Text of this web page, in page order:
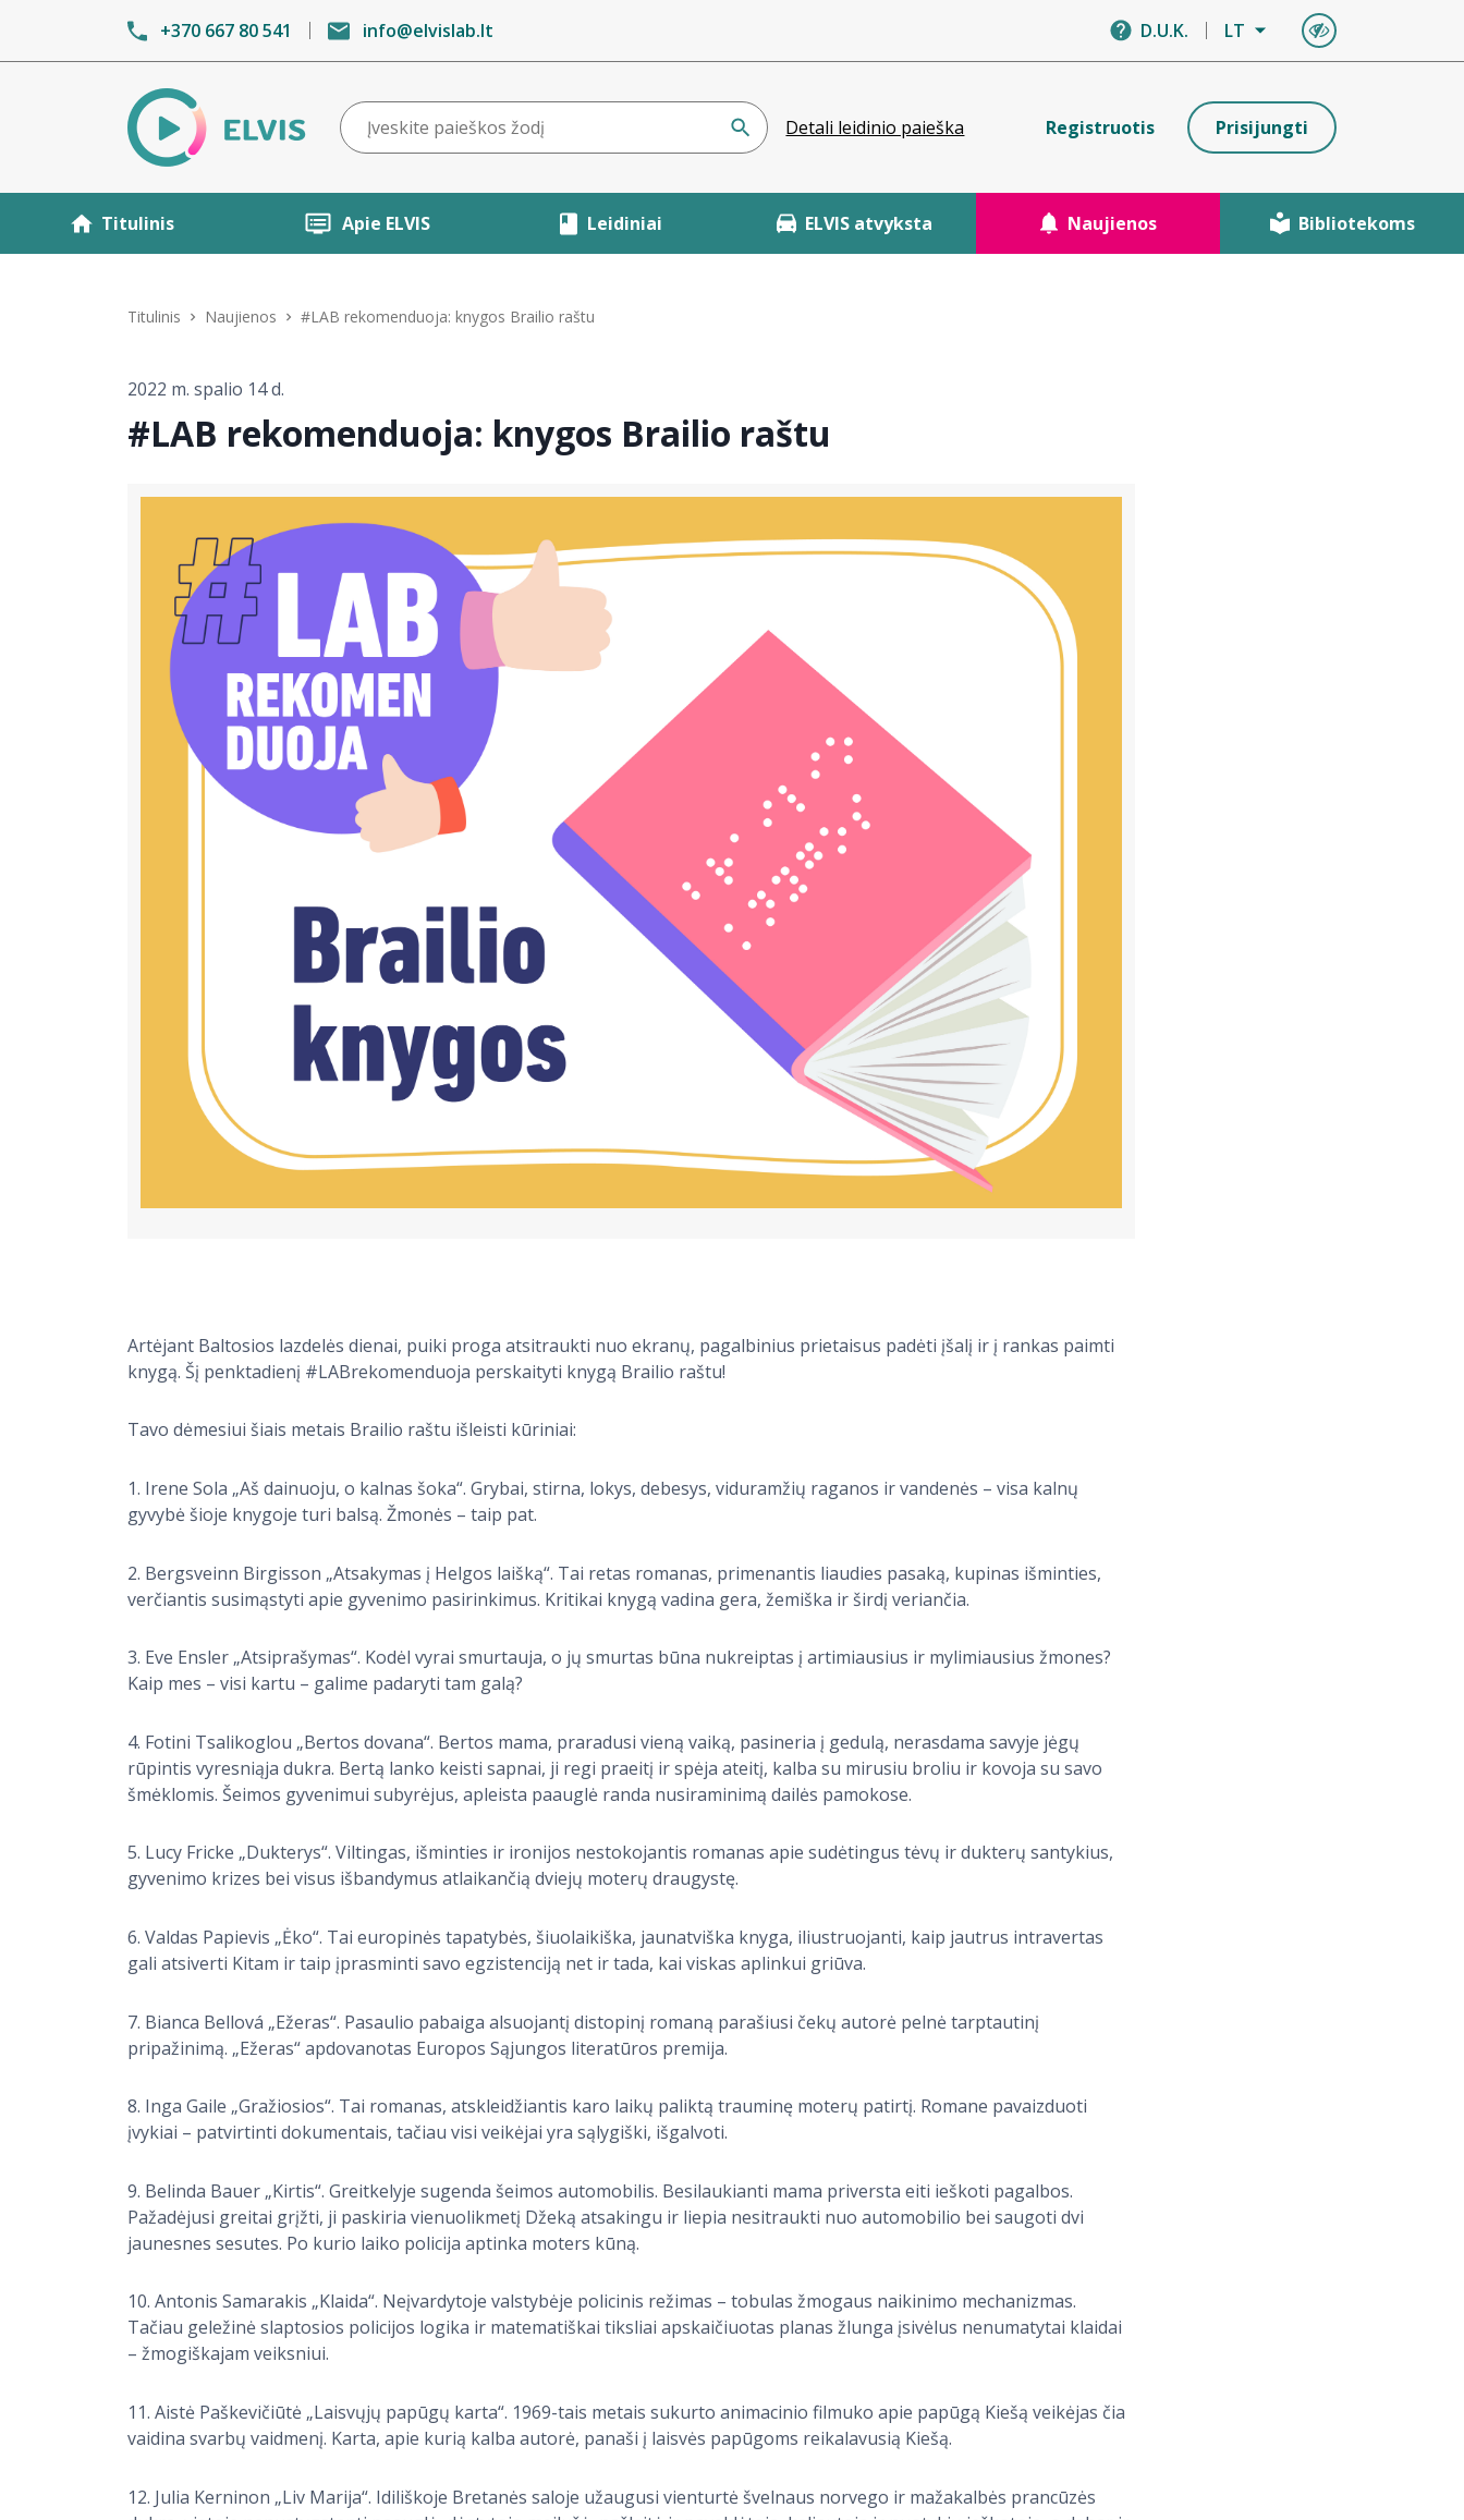
+370 667 80 541 info@elvislab.lt D.U.K. LT
Detali leidinio paieška Registruotis Prisijungti
Titulinis Apie ELVIS Leidiniai ELVIS atvyksta Naujienos Bibliotekoms
Titulinis Naujienos #LAB rekomenduoja: knygos Brailio raštu
2022 m. spalio 14 d.
#LAB rekomenduoja: knygos Brailio raštu
Artėjant Baltosios lazdelės dienai, puiki proga atsitraukti nuo ekranų, pagalbinius prietaisus padėti įšalį ir į rankas paimti
knygą. Šį penktadienį #LABrekomenduoja perskaityti knygą Brailio raštu!
Tavo dėmesiui šiais metais Brailio raštu išleisti kūriniai:
1. Irene Sola „Aš dainuoju, o kalnas šoka“. Grybai, stirna, lokys, debesys, viduramžių raganos ir vandenės – visa kalnų
gyvybė šioje knygoje turi balsą. Žmonės – taip pat.
2. Bergsveinn Birgisson „Atsakymas į Helgos laišką“. Tai retas romanas, primenantis liaudies pasaką, kupinas išminties,
verčiantis susimąstyti apie gyvenimo pasirinkimus. Kritikai knygą vadina gera, žemiška ir širdį veriančia.
3. Eve Ensler „Atsiprašymas“. Kodėl vyrai smurtauja, o jų smurtas būna nukreiptas į artimiausius ir mylimiausius žmones?
Kaip mes – visi kartu – galime padaryti tam galą?
4. Fotini Tsalikoglou „Bertos dovana“. Bertos mama, praradusi vieną vaiką, pasineria į gedulą, nerasdama savyje jėgų
rūpintis vyresniąja dukra. Bertą lanko keisti sapnai, ji regi praeitį ir spėja ateitį, kalba su mirusiu broliu ir kovoja su savo
šmėklomis. Šeimos gyvenimui subyrėjus, apleista paauglė randa nusiraminimą dailės pamokose.
5. Lucy Fricke „Dukterys“. Viltingas, išminties ir ironijos nestokojantis romanas apie sudėtingus tėvų ir dukterų santykius,
gyvenimo krizes bei visus išbandymus atlaikančią dviejų moterų draugystę.
6. Valdas Papievis „Ėko“. Tai europinės tapatybės, šiuolaikiška, jaunatviška knyga, iliustruojanti, kaip jautrus intravertas
gali atsiverti Kitam ir taip įprasminti savo egzistenciją net ir tada, kai viskas aplinkui griūva.
7. Bianca Bellová „Ežeras“. Pasaulio pabaiga alsuojantį distopinį romaną parašiusi čekų autorė pelnė tarptautinį
pripažinimą. „Ežeras“ apdovanotas Europos Sąjungos literatūros premija.
8. Inga Gaile „Gražiosios“. Tai romanas, atskleidžiantis karo laikų paliktą trauminę moterų patirtį. Romane pavaizduoti
įvykiai – patvirtinti dokumentais, tačiau visi veikėjai yra sąlygiški, išgalvoti.
9. Belinda Bauer „Kirtis“. Greitkelyje sugenda šeimos automobilis. Besilaukianti mama priversta eiti ieškoti pagalbos.
Pažadėjusi greitai grįžti, ji paskiria vienuolikmetį Džeką atsakingu ir liepia nesitraukti nuo automobilio bei saugoti dvi
jaunesnes sesutes. Po kurio laiko policija aptinka moters kūną.
10. Antonis Samarakis „Klaida“. Neįvardytoje valstybėje policinis režimas – tobulas žmogaus naikinimo mechanizmas.
Tačiau geležinė slaptosios policijos logika ir matematiškai tiksliai apskaičiuotas planas žlunga įsivėlus nenumatytai klaidai
– žmogiškajam veiksniui.
11. Aistė Paškevičiūtė „Laisvųjų papūgų karta“. 1969-tais metais sukurto animacinio filmuko apie papūgą Kiešą veikėjas čia
vaidina svarbų vaidmenį. Karta, apie kurią kalba autorė, panaši į laisvės papūgoms reikalavusią Kiešą.
12. Julia Kerninon „Liv Marija“. Idiliškoje Bretanės saloje užaugusi vienturtė švelnaus norvego ir mažakalbės prancūzės